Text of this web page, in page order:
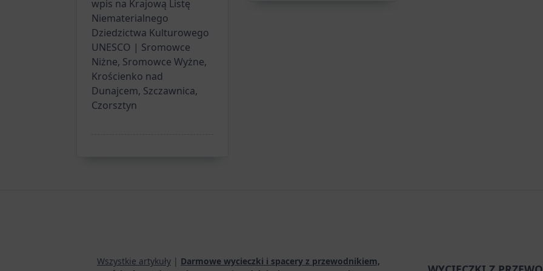
wpis na Krajową Listę
Niematerialnego
Dziedzictwa Kulturowego
UNESCO | Sromowce
Niżne, Sromowce Wyżne,
Krościenko nad
Dunajcem, Szczawnica,
Czorsztyn
Wszystkie artykuły | Darmowe wycieczki i spacery z przewodnikiem,